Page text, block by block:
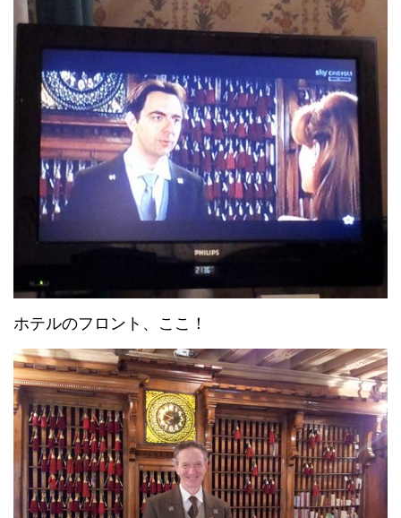
ホテルのフロント、ここ！